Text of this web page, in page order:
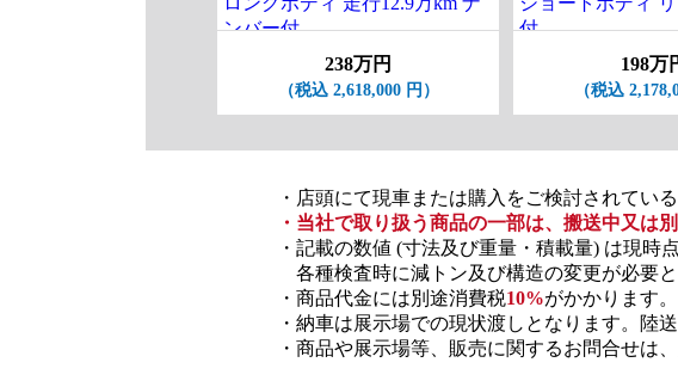
ンバー付
238万円
（税込 2,618,000 円）
付
198万
（税込
・店頭にて現車または購入をご検討されてい
・当社で取り扱う商品の一部は、搬送中又は
・記載の数値 (寸法及び重量・積載量) は現時
各種検査時に減トン及び構造の変更が必要と
・商品代金には別途消費税10%がかかります。
・納車は展示場での現状渡しとなります。陸
・商品や展示場等、販売に関するお問合せは